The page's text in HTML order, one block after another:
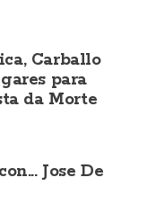
Carballo
para
da Morte
Jose De